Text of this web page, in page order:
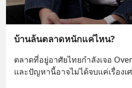
บ้านล้นตลาดหนักแค่ไหน?
ตลาดที่อยู่อาศัยไทยกำลังเจอ
และปัญหานี้อาจไม่ได้จบแค่เรื่องเ